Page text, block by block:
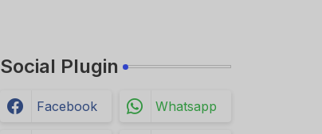
Social Plugin
Facebook Whatsapp